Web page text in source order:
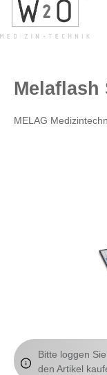
springen
Melaflash
MELAG
Bitte loggen
den Artikel